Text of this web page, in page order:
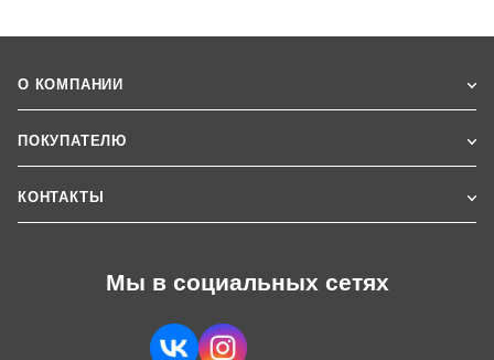
О КОМПАНИИ
ПОКУПАТЕЛЮ
КОНТАКТЫ
Мы в социальных сетях